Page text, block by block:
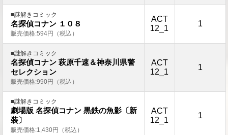
■謎解きコミック
名探偵コナン １０８
販売価格:594円（税込）
ACT
12_1
1
■謎解きコミック
名探偵コナン 萩原千速＆神奈川県警
セレクション
販売価格:990円（税込）
ACT
12_1
1
■謎解きコミック
劇場版 名探偵コナン 黒鉄の魚影〔新
装〕
販売価格:1,430円（税込）
ACT
12_1
1